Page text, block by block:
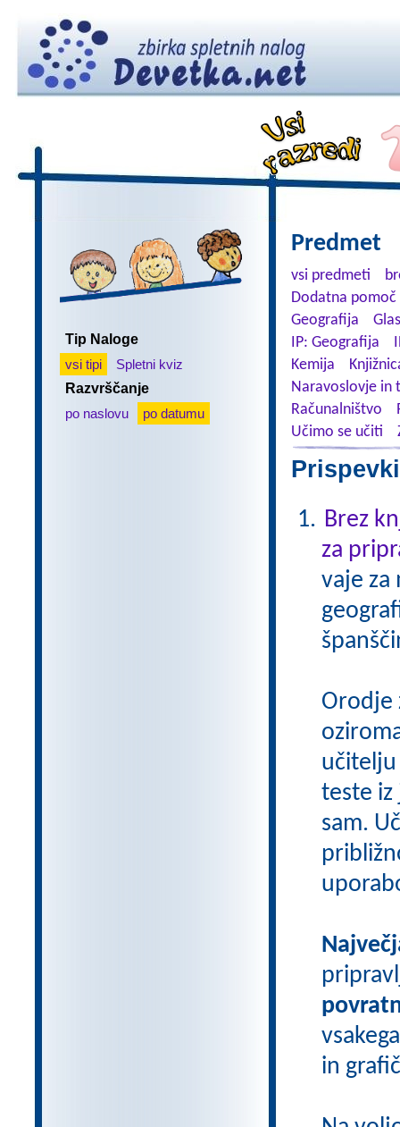
Tip Naloge
vsi tipi
Spletni kviz
Razvrščanje
po naslovu
po datumu
Predmet
vsi predmeti
Dodatna
Geografija
IP: Geografija
Kemija
Naravoslovje in
Računalništvo
Učimo se učiti
Brez
za
vaje za
Orodje
učitelju
teste iz
sam.
in